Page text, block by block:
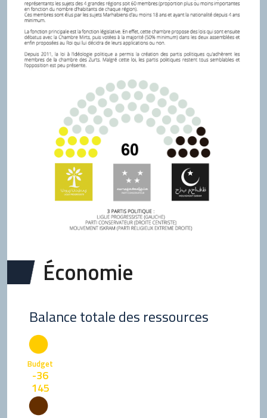
Économie
Balance totale des ressources
Budget
-36
145